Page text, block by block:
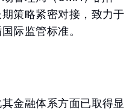
策略紧密对接，致力于
际监管标准。
金融体系方面已取得显